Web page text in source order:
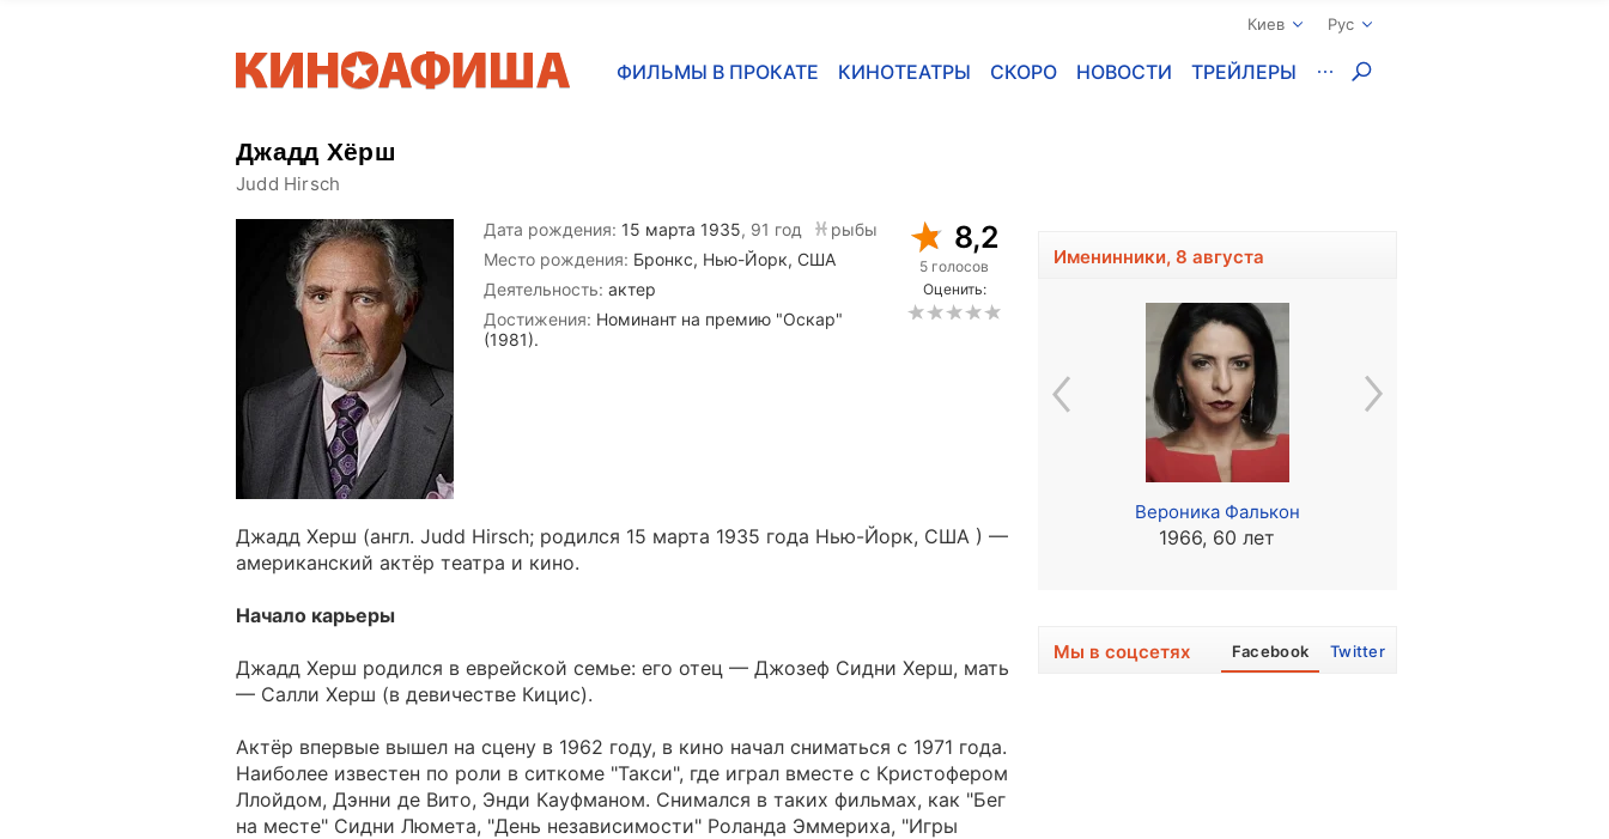
Киев Рус
ФИЛЬМЫ В ПРОКАТЕ КИНОТЕАТРЫ СКОРО НОВОСТИ ТРЕЙЛЕРЫ
Джадд Хёрш
Judd Hirsch
Дата рождения: 15 марта 1935, 91 год
рыбы
Место рождения: Бронкс, Нью-Йорк, США
Деятельность: актер
Достижения: Номинант на премию "Оскар"
(1981).
8,2
5 голосов
Оценить:
Джадд Херш (англ. Judd Hirsch; родился 15 марта 1935 года Нью-Йорк, США ) —
американский актёр театра и кино.
Начало карьеры
Джадд Херш родился в еврейской семье: его отец — Джозеф Сидни Херш, мать
— Салли Херш (в девичестве Кицис).
Актёр впервые вышел на сцену в 1962 году, в кино начал сниматься с 1971 года.
Наиболее известен по роли в ситкоме "Такси", где играл вместе с Кристофером
Ллойдом, Дэнни де Вито, Энди Кауфманом. Снимался в таких фильмах, как "Бег
на месте" Сидни Люмета, "День независимости" Роланда Эммериха, "Игры
Именинники, 8 августа
1921 - 2013
Вероника Фалькон
1966, 60 лет
Мы в соцсетях Facebook Twitter